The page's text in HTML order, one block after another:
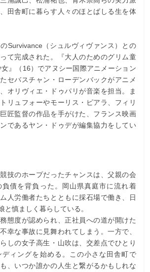
田舎町に暮らす人々のほとばしる生を体
Survivance（シュルヴィヴァンス）との
て完成された。『大人のためのグリム童
』（16）でアヌシー国際アニメーション
セバスチャン・ローデンバックがアニメ
オリヴィエ・ドゥパリが音楽を担当。ま
リュフォーやモーリス・ピアラ、フィリ
匠監督の作品を手がけた、フランス映画
であるヤン・ドゥデが編集協力をしてい
技のホープだったチャンスは、父親の会
債を背負った。岡山県真庭市に流れ着
人労働者たちとともに採石場で働き、日
と慎ましく暮らしている。
態度が認められ、正社員への道が開けた
幸な事故に見舞われてしまう。一方で、
しの女子高生・山吹は、交差点でひとり
ィングを始める。この小さな田舎町で
、いつか誰かの人生と繋がるかもしれな